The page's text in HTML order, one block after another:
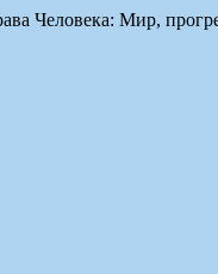
Человека: Мир,